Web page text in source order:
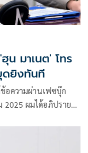
น มาเนต' โทร
หยุดยิงทันที
อความผ่านเฟซบุ๊ก